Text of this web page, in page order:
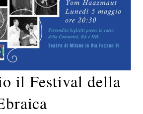
il Festival della